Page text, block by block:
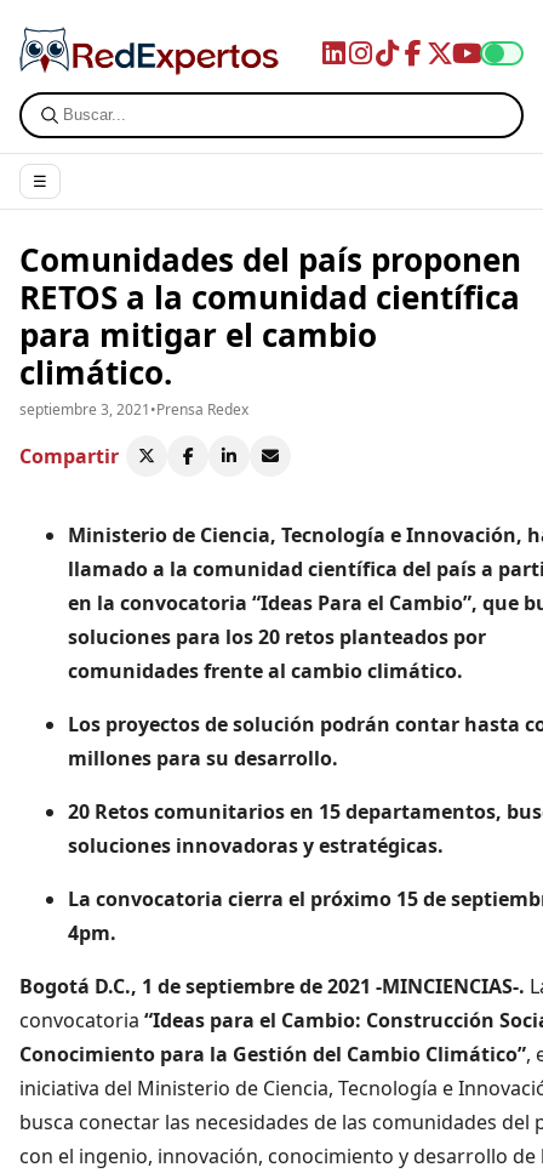
☰
Comunidades del país proponen
RETOS a la comunidad científica
para mitigar el cambio
climático.
septiembre 3, 2021•Prensa Redex
Compartir
Ministerio de Ciencia, Tecnología e Innovación,
llamado a la comunidad científica del país a
en la convocatoria “Ideas Para el Cambio”, que
soluciones para los 20 retos planteados por
comunidades frente al cambio climático.
Los proyectos de solución podrán contar hasta
millones para su desarrollo.
20 Retos comunitarios en 15 departamentos,
soluciones innovadoras y estratégicas.
La convocatoria cierra el próximo 15 de
4pm.
Bogotá D.C., 1 de septiembre de 2021 -MINCIENCIAS-.
convocatoria “Ideas para el Cambio: Construcción
Conocimiento para la Gestión del Cambio Climático”,
iniciativa del Ministerio de Ciencia, Tecnología e
busca conectar las necesidades de las comunidades del
con el ingenio, innovación, conocimiento y desarrollo de